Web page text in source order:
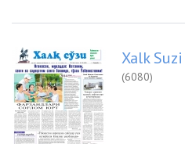
Xalk Suzi
(6080)